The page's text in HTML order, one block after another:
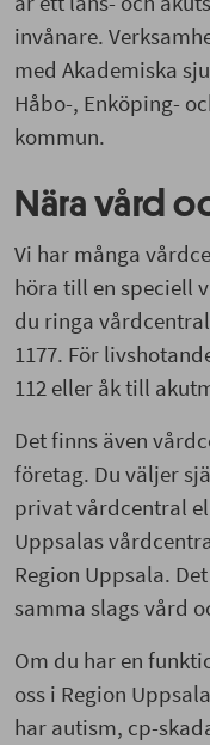
invånare.
med Akademiska
Håbo-, Enköping-
kommun.
Nära vård
Vi har många
höra till en speciell
du ringa
1177. För
112 eller åk till
Det finns även
företag. Du väljer
privat vårdcentral
Uppsalas
Region Uppsala.
samma slags vård
Om du har en
oss i Region
har autism, cp-